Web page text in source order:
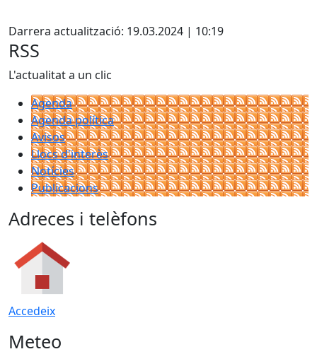
Darrera actualització: 19.03.2024 | 10:19
RSS
L'actualitat a un clic
Agenda
Agenda política
Avisos
Llocs d'interès
Notícies
Publicacions
Adreces i telèfons
Accedeix
Meteo